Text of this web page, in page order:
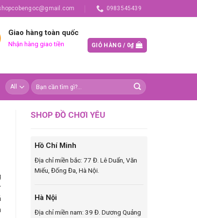
0983545439
Giao hàng toàn quốc
Nhận hàng giao tiền GIỎ HÀNG / 0₫
SHOP ĐỒ CHƠI YÊU
Hồ Chí Minh
Địa chỉ miền bắc: 77 Đ. Lê Duẩn, Văn
Miếu, Đống Đa, Hà Nội.
Hà Nội
Địa chỉ miền nam: 39 Đ. Dương Quảng